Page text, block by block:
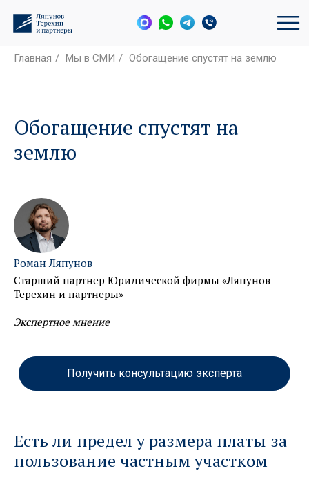
Главная / Мы в СМИ / Обогащение спустят на землю
Обогащение спустят на
землю
Роман Ляпунов
Старший партнер Юридической фирмы «Ляпунов
Терехин и партнеры»
Экспертное мнение
Получить консультацию эксперта
Есть ли предел у размера платы за
пользование частным участком